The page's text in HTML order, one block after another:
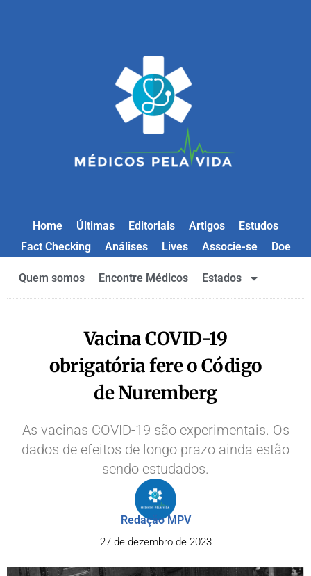
Home Últimas Editoriais Artigos
Estudos
Fact Checking
Análises Lives Associe-se Doe
Quem somos Encontre Médicos Estados
Vacina COVID-19
obrigatória fere o Código
de Nuremberg
As vacinas COVID-19 são experimentais. Os
dados de efeitos de longo prazo ainda estão
sendo estudados.
Redação MPV
27 de dezembro de 2023